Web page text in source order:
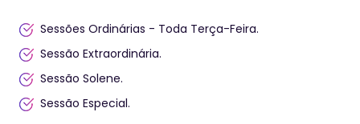
Sessões Ordinárias - Toda Terça-Feira.
Sessão Extraordinária.
Sessão Solene.
Sessão Especial.